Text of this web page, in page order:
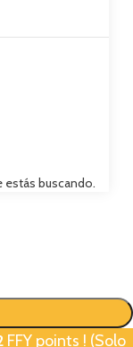
estás buscando.
FFY points ! (Solo